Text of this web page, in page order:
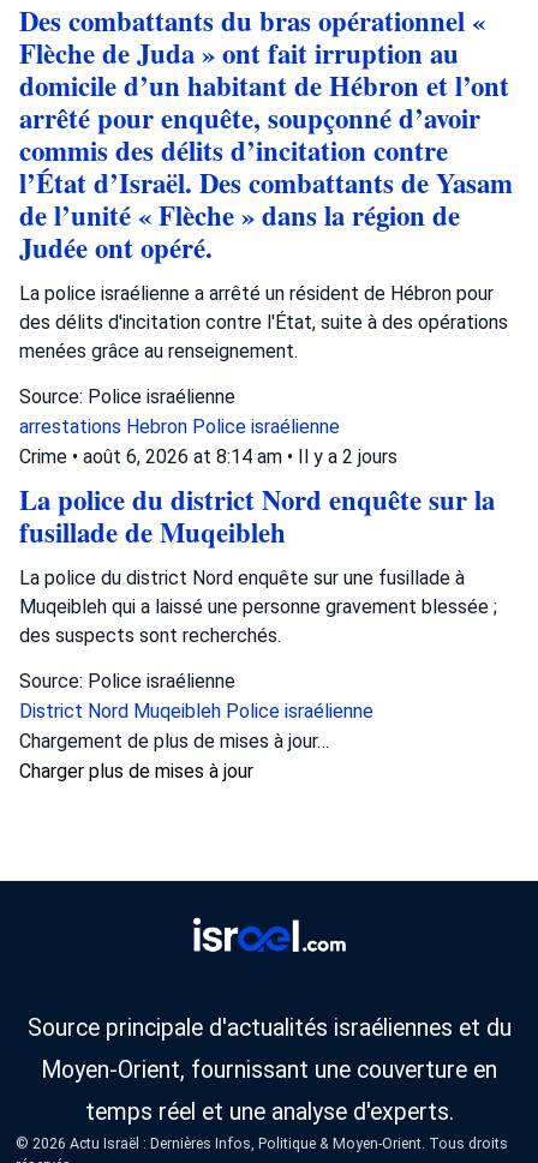
Des combattants du bras opérationnel «
Flèche de Juda » ont fait irruption au
domicile d’un habitant de Hébron et l’ont
arrêté pour enquête, soupçonné d’avoir
commis des délits d’incitation contre
l’État d’Israël. Des combattants de Yasam
de l’unité « Flèche » dans la région de
Judée ont opéré.
La police israélienne a arrêté un résident de Hébron pour
des délits d'incitation contre l'État, suite à des opérations
menées grâce au renseignement.
Source: Police israélienne
arrestations Hebron Police israélienne
Crime • août 6, 2026 at 8:14 am • Il y a 2 jours
La police du district Nord enquête sur la
fusillade de Muqeibleh
La police du district Nord enquête sur une fusillade à
Muqeibleh qui a laissé une personne gravement blessée ;
des suspects sont recherchés.
Source: Police israélienne
District Nord Muqeibleh Police israélienne
Chargement de plus de mises à jour…
Charger plus de mises à jour
Source principale d'actualités israéliennes et du
Moyen-Orient, fournissant une couverture en
temps réel et une analyse d'experts.
© 2026 Actu Israël : Dernières Infos, Politique & Moyen-Orient. Tous droits